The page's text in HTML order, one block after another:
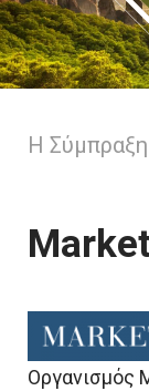
Η Σύμπραξη
Οργανισμός